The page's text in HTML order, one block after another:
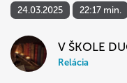
24.03.2025 22:17 min.
V ŠKOLE
Relácia